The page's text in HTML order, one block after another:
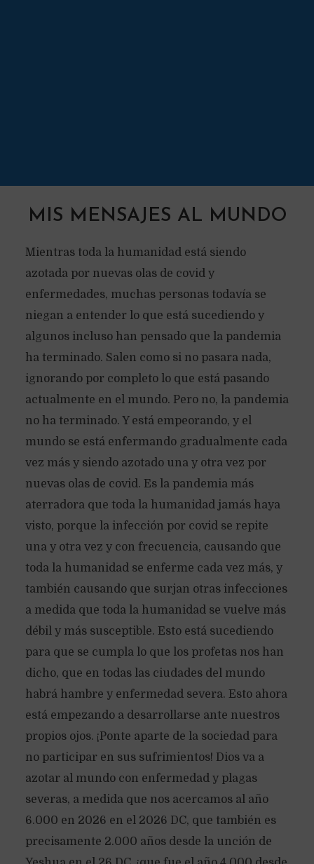
MIS MENSAJES AL MUNDO
Mientras toda la humanidad está siendo
azotada por nuevas olas de covid y
enfermedades, muchas personas todavía se
niegan a entender lo que está sucediendo y
algunos incluso han pensado que la pandemia
ha terminado. Salen como si no pasara nada,
ignorando por completo lo que está pasando
actualmente en el mundo. Pero no, la pandemia
no ha terminado. Y está empeorando, y el
mundo se está enfermando gradualmente cada
vez más y siendo azotado una y otra vez por
nuevas olas de covid. Es la pandemia más
aterradora que toda la humanidad jamás haya
visto, porque la infección por covid se repite
una y otra vez y con frecuencia, causando que
toda la humanidad se enferme cada vez más, y
también causando que surjan otras infecciones
a medida que toda la humanidad se vuelve más
débil y más susceptible. Esto está sucediendo
para que se cumpla lo que los profetas nos han
dicho, que en todas las ciudades del mundo
habrá hambre y enfermedad severa. Esto ahora
está empezando a desarrollarse ante nuestros
propios ojos. ¡Ponte aparte de la sociedad para
no participar en sus sufrimientos! Dios va a
azotar al mundo con enfermedad y plagas
severas, a medida que nos acercamos al año
6.000 en 2026 en el 2026 DC, que también es
precisamente 2.000 años desde la unción de